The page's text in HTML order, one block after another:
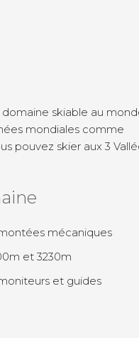
skiable au
mondiales comme
pouvez skier aux 3
mécaniques
et 3230m
et guides